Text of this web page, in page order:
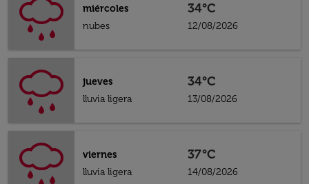
miércoles
nubes
34°C
12/08/2026
jueves
lluvia ligera
34°C
13/08/2026
viernes
lluvia ligera
37°C
14/08/2026